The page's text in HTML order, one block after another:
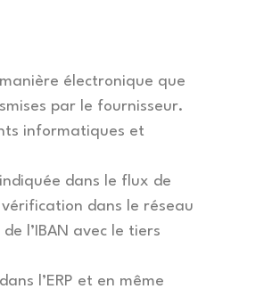
électronique que
par le fournisseur.
informatiques et
dans le flux de
dans le réseau
l’IBAN avec le tiers
l’ERP et en même